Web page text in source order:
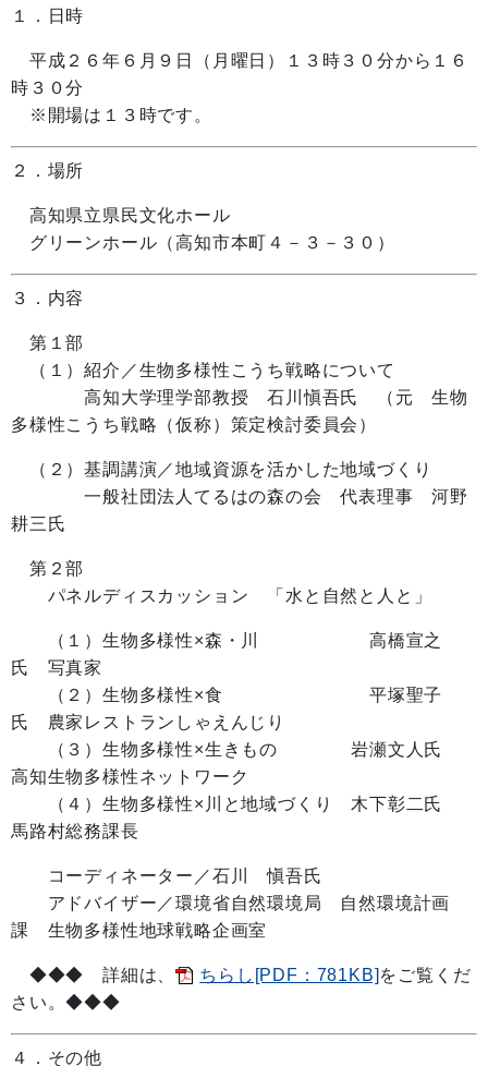
１．日時
平成２６年６月９日（月曜日）１３時３０分から１６
時３０分
※開場は１３時です。
２．場所
高知県立県民文化ホール
グリーンホール（高知市本町４－３－３０）
３．内容
第１部
（１）紹介／生物多様性こうち戦略について
高知大学理学部教授 石川愼吾氏 （元 生物
多様性こうち戦略（仮称）策定検討委員会）
（２）基調講演／地域資源を活かした地域づくり
一般社団法人てるはの森の会 代表理事 河野
耕三氏
第２部
パネルディスカッション 「水と自然と人と」
（１）生物多様性×森・川 高橋宣之
氏 写真家
（２）生物多様性×食 平塚聖子
氏 農家レストランしゃえんじり
（３）生物多様性×生きもの 岩瀬文人氏
高知生物多様性ネットワーク
（４）生物多様性×川と地域づくり 木下彰二氏
馬路村総務課長
コーディネーター／石川 愼吾氏
アドバイザー／環境省自然環境局 自然環境計画
課 生物多様性地球戦略企画室
◆◆◆ 詳細は、 ちらし[PDF：781KB] をご覧くだ
さい。◆◆◆
４．その他